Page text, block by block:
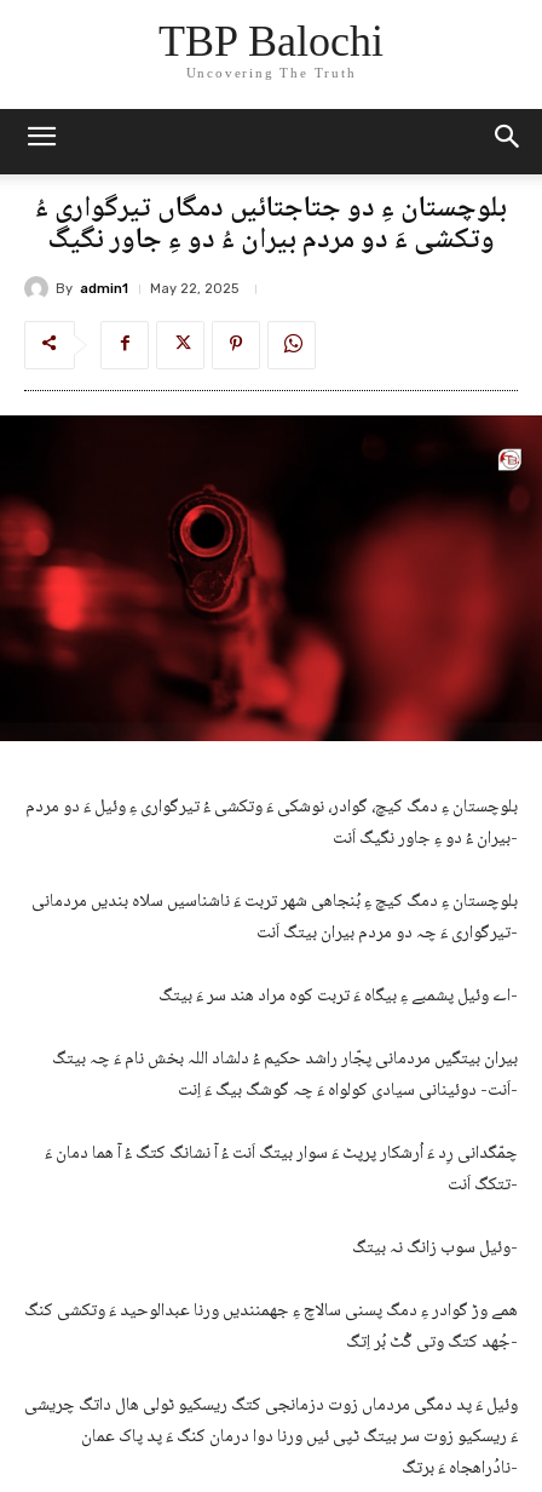
TBP Balochi
Uncovering The Truth
بلوچستان ءِ دو جتاجتائیں دمگاں تیرگواری ءُ
وتکشی ءَ دو مردم بیران ءُ دو ءِ جاور نگیگ
By admin1 May 22, 2025
بلوچستان ءِ دمگ کیچ، گوادر، نوشکی ءَ وتکشی ءُ تیرگواری ءِ وئیل ءَ دو مردم
بیران ءُ دو ءِ جاور نگیگ اَنت-
بلوچستان ءِ دمگ کیچ ءِ بُنجاھی شھر تربت ءَ ناشناسیں سلاہ بندیں مردمانی
تیرگواری ءَ چہ دو مردم بیران بیتگ اَنت-
اے وئیل پشمبے ءِ بیگاہ ءَ تربت کوہ مراد ھند سر ءَ بیتگ-
بیران بیتگیں مردمانی پجّار راشد حکیم ءُ دلشاد اللہ بخش نام ءَ چہ بیتگ
اَنت- دوئینانی سیادی کولواہ ءَ چہ گوشگ بیگ ءَ اِنت-
چمّگدانی رِد ءَ اُرشکار پرپٹ ءَ سوار بیتگ اَنت ءُ آ نشانگ کتگ ءُ آ ھما دمان ءَ
تتکگ اَنت-
وئیل سوب زانگ نہ بیتگ-
ھمے وڑ گوادر ءِ دمگ پسنی سالاچ ءِ جھمنندیں ورنا عبدالوحید ءَ وتکشی کنگ
جُھد کتگ وتی گُٹ بُر اِتگ-
وئیل ءَ پد دمگی مردماں زوت دزمانجی کتگ ریسکیو ٹولی ھال داتگ چریشی
ءَ ریسکیو زوت سر بیتگ ٹپی ئیں ورنا دوا درمان کنگ ءَ پد پاک عمان
نادُراھجاہ ءَ برتگ-